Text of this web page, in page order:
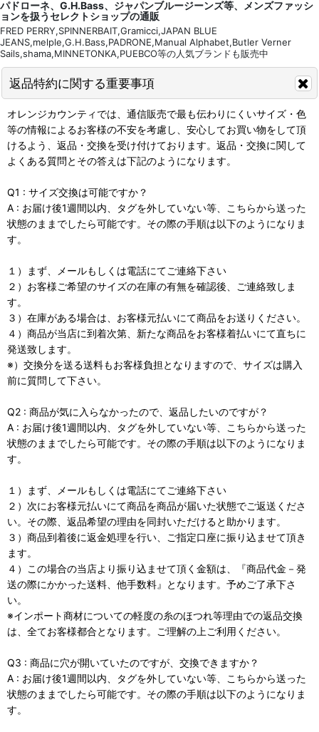
パドローネ、G.H.Bass、ジャパンブルージーンズ等、メンズファッシ
ョンを扱うセレクトショップの通販
FRED PERRY,SPINNERBAIT,Gramicci,JAPAN BLUE
JEANS,melple,G.H.Bass,PADRONE,Manual Alphabet,Butler Verner
Sails,shama,MINNETONKA,PUEBCO等の人気ブランドも販売中
返品特約に関する重要事項
オレンジカウンティでは、通信販売で最も伝わりにくいサイズ・色
等の情報によるお客様の不安を考慮し、安心してお買い物をして頂
けるよう、返品・交換を受け付けております。返品・交換に関して
よくある質問とその答えは下記のようになります。
Q1 : サイズ交換は可能ですか？
A : お届け後1週間以内、タグを外していない等、こちらから送った
状態のままでしたら可能です。その際の手順は以下のようになりま
す。
１）まず、メールもしくは電話にてご連絡下さい
２）お客様ご希望のサイズの在庫の有無を確認後、ご連絡致しま
す。
３）在庫がある場合は、お客様元払いにて商品をお送りください。
４）商品が当店に到着次第、新たな商品をお客様着払いにて直ちに
発送致します。
※）交換分を送る送料もお客様負担となりますので、サイズは購入
前に質問して下さい。
Q2 : 商品が気に入らなかったので、返品したいのですが？
A : お届け後1週間以内、タグを外していない等、こちらから送った
状態のままでしたら可能です。その際の手順は以下のようになりま
す。
１）まず、メールもしくは電話にてご連絡下さい
２）次にお客様元払いにて商品を商品が届いた状態でご返送くださ
い。その際、返品希望の理由を同封いただけると助かります。
３）商品到着後に返金処理を行い、ご指定口座に振り込ませて頂き
ます。
４）この場合の当店より振り込ませて頂く金額は、『商品代金－発
送の際にかかった送料、他手数料』となります。予めご了承下さ
い。
※インポート商材についての軽度の糸のほつれ等理由での返品交換
は、全てお客様都合となります。ご理解の上ご利用ください。
Q3 : 商品に穴が開いていたのですが、交換できますか？
A : お届け後1週間以内、タグを外していない等、こちらから送った
状態のままでしたら可能です。その際の手順は以下のようになりま
す。